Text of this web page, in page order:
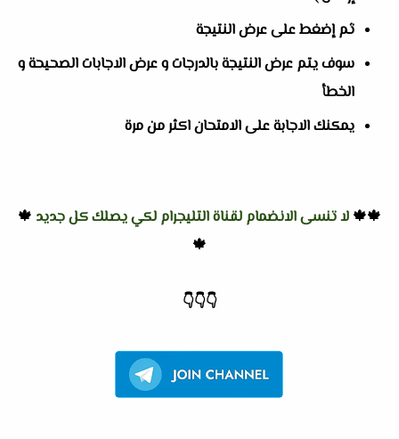
ثم إضغط على عرض النتيجة
سوف يتم عرض النتيجة بالدرجات و عرض الاجابات الصحيحة و
الخطأ
يمكنك الاجابة على الامتحان اكثر من مرة
🍁🍁 لا تنسى الانضمام لقناة التليجرام لكي يصلك كل جديد 🍁
🍁
👇
👇
👇